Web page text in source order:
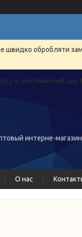
швидко обробляти
р-н, смт Авангард,
интерне-
О нас